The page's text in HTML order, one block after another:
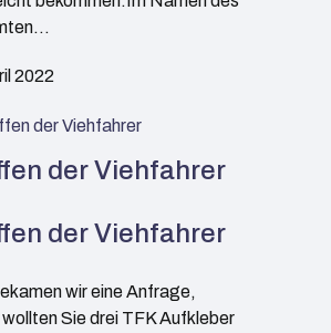
2022
der Viehfahrer
der Viehfahrer
wir eine Anfrage,
Sie drei TFK Aufkleber